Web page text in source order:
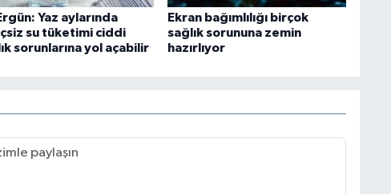
Yaz aylarında
su tüketimi ciddi
sorunlarına yol açabilir
Ekran bağımlılığı birçok
sağlık sorununa zemin
hazırlıyor